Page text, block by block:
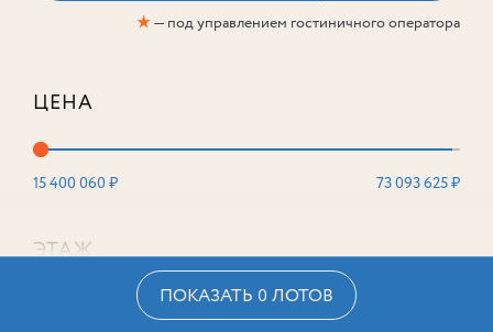
★— под управлением гостиничного оператора
ЦЕНА
15 400 060 ₽ 73 093 625 ₽
ЭТАЖ
ПОКАЗАТЬ 0 ЛОТОВ